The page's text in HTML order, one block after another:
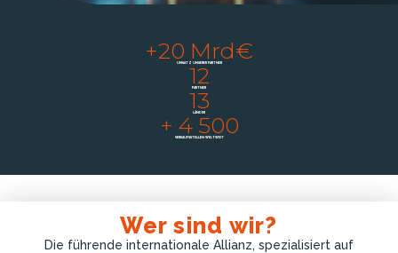
+20 Mrd€
UMSATZ UNSERER PARTNER
12
PARTNER
13
LÄNDER
+ 4 500
VERKAUFSSTELLEN WELTWEIT
Wer sind wir?
Die führende internationale Allianz, spezialisiert auf